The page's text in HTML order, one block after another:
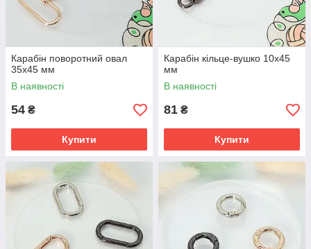
Карабін поворотний овал
35х45 мм
В наявності
54 ₴
Купити
Карабін кільце-вушко 10х45
мм
В наявності
81 ₴
Купити